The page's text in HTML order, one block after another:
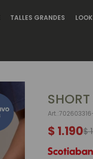
TALLES GRANDES
$ 1.190$